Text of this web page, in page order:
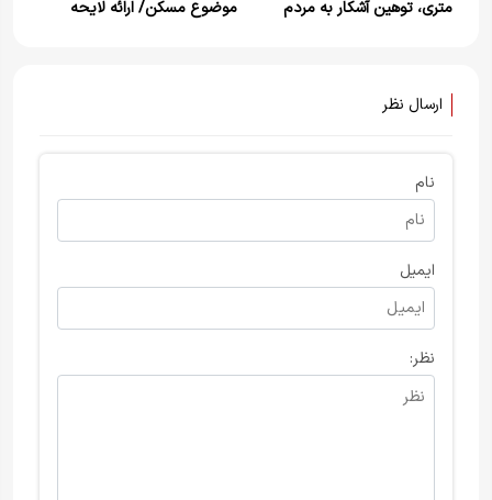
متری، توهین آشکار به مردم
موضوع مسکن/ ارائه لایحه
ارسال نظر
نام
ایمیل
نظر: